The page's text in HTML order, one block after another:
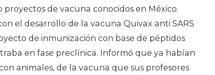
de vacuna conocidos en México.
el desarrollo de la vacuna Quivax anti SARS
de inmunización con base de péptidos
en fase preclínica. Informó que ya habían
animales, de la vacuna que sus profesores